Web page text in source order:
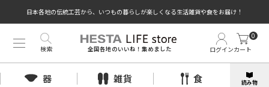
日本各地の伝統工芸から、いつもの暮らしが楽しくなる生活雑貨や食をお届け！
全国各地のいいね！集めました ログインカート
0
検索
器 雑貨 食 読み物